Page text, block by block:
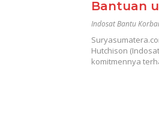
Bantuan
Bengkulu
Indosat Bantu
Hutchison
komitmennya